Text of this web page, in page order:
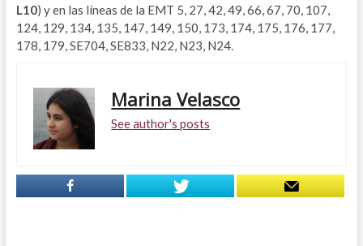
L10) y en las líneas de la EMT 5, 27, 42, 49, 66, 67, 70, 107,
124, 129, 134, 135, 147, 149, 150, 173, 174, 175, 176, 177,
178, 179, SE704, SE833, N22, N23, N24.
Marina Velasco
See author's posts